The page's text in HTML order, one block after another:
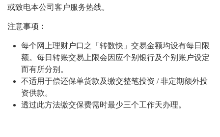
或致电本公司客户服务热线。
注意事项︰
每个网上理财户口之「转数快」交易金额均设有每日限
额。每日转账交易上限会因应个别银行及个别账户设定
而有所分别。
不适用于偿还保单货款及缴交整笔投资 / 非定期额外投
资供款。
透过此方法缴交保费需时最少三个工作天办理。